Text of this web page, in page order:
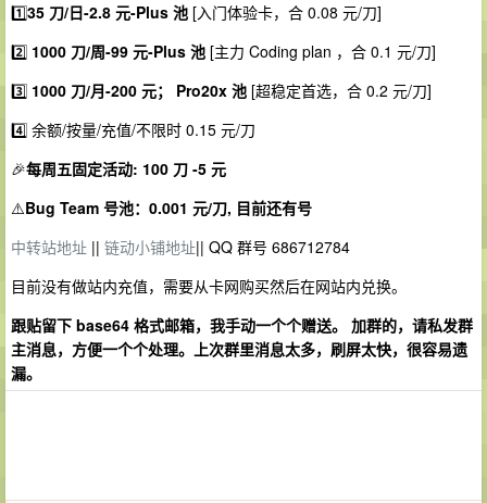
1️⃣35 刀/日-2.8 元-Plus 池 [入门体验卡，合 0.08 元/刀]
2️⃣ 1000 刀/周-99 元-Plus 池 [主力 Coding plan ，合 0.1 元/刀]
3️⃣ 1000 刀/月-200 元； Pro20x 池 [超稳定首选，合 0.2 元/刀]
4️⃣ 余额/按量/充值/不限时 0.15 元/刀
🎉每周五固定活动: 100 刀 -5 元
⚠️Bug Team 号池：0.001 元/刀, 目前还有号
中转站地址 || 链动小铺地址|| QQ 群号 686712784
目前没有做站内充值，需要从卡网购买然后在网站内兑换。
跟贴留下 base64 格式邮箱，我手动一个个赠送。 加群的，请私发群
主消息，方便一个个处理。上次群里消息太多，刷屏太快，很容易遗
漏。